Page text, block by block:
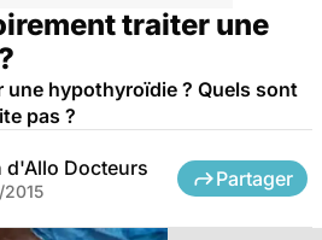
traiter une
une hypothyroïdie ? Quels sont
pas ?
d'Allo Docteurs
2015
Partager